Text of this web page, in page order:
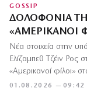
GOSSIP
ΔΟΛΟΦΟΝΊΑ
«ΑΜΕΡΙΚΑΝΟΊ
01.08.2026 — 09:42
Νέα στοιχεία στην
Ελίζαμπεθ Τζέιν Ρος
«Αμερικανοί φίλοι»